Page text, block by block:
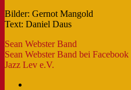
Bilder: Gernot Mangold
Text: Daniel Daus
Sean Webster Band
Sean Webster Band bei Facebook
Jazz Lev e.V.